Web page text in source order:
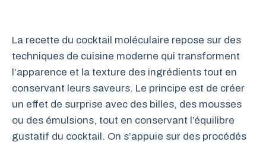
La recette du cocktail moléculaire repose sur des
techniques de cuisine moderne qui transforment
l’apparence et la texture des ingrédients tout en
conservant leurs saveurs. Le principe est de créer
un effet de surprise avec des billes, des mousses
ou des émulsions, tout en conservant l’équilibre
gustatif du cocktail. On s’appuie sur des procédés